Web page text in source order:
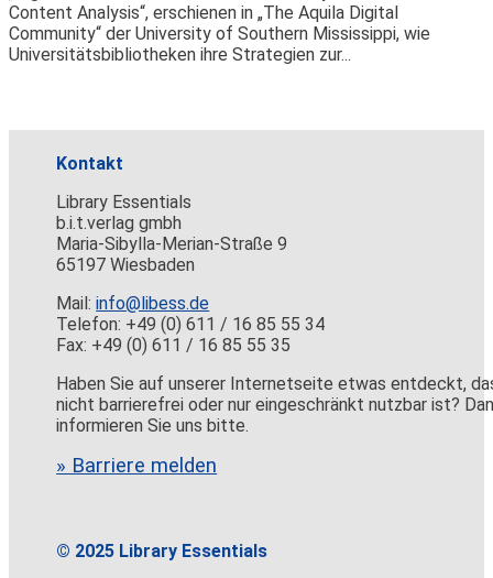
Content Analysis“, erschienen in „The Aquila Digital
Community“ der University of Southern Mississippi, wie
Universitätsbibliotheken ihre Strategien zur...
Kontakt
Library Essentials
b.i.t.verlag gmbh
Maria-Sibylla-Merian-Straße 9
65197 Wiesbaden
Mail:info@libess.de
Telefon: +49 (0) 611 / 16 85 55 34
Fax: +49 (0) 611 / 16 85 55 35
Haben Sie auf unserer Internetseite etwas entdeckt,
nicht barrierefrei oder nur eingeschränkt nutzbar ist?
informieren Sie uns bitte.
» Barriere melden
© 2025 Library Essentials